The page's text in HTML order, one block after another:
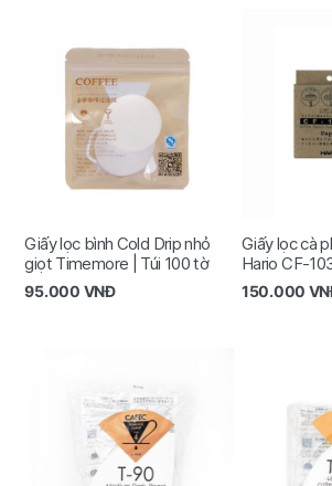
Giấy lọc bình Cold Drip nhỏ
giọt Timemore | Túi 100 tờ
95.000 VNĐ
Giấy lọc cà
Hario CF-
150.000